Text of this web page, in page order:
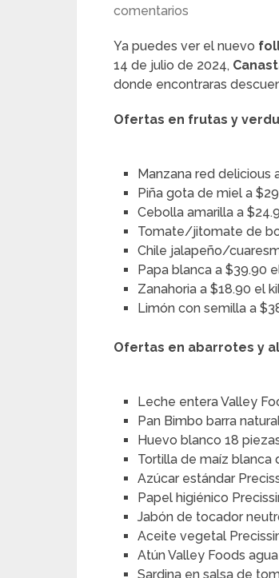
comentarios
Ya puedes ver el nuevo
14 de julio de 2024,
donde encontraras
Ofertas en frutas y
Manzana red delicious
Piña gota de miel a
Cebolla amarilla a
Tomate/jitomate de
Chile jalapeño/
Papa blanca a $39.90
Zanahoria a $18.90 el
Limón con semilla a
Ofertas en abarrotes y
Leche entera Valley
Pan Bimbo barra
Huevo blanco 18
Tortilla de maíz blanca
Azúcar estándar
Papel higiénico
Jabón de tocador
Aceite vegetal
Atún Valley Foods
Sardina en salsa de